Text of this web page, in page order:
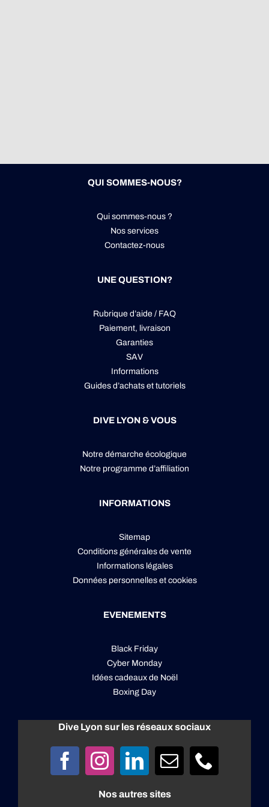
QUI SOMMES-NOUS?
Qui sommes-nous ?
Nos services
Contactez-nous
UNE QUESTION?
Rubrique d’aide / FAQ
Paiement, livraison
Garanties
SAV
Informations
Guides d’achats et tutoriels
DIVE LYON & VOUS
Notre démarche écologique
Notre programme d’affiliation
INFORMATIONS
Sitemap
Conditions générales de vente
Informations légales
Données personnelleset cookies
EVENEMENTS
Black Friday
Cyber Monday
Idées cadeaux de Noël
Boxing Day
Dive Lyon sur les réseaux sociaux
Nos autres sites